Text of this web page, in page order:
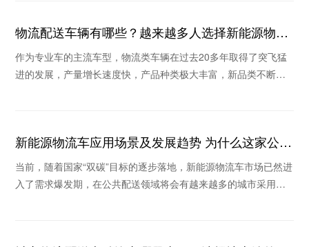
物流配送车辆有哪些？越来越多人选择新能源物流
车
作为专业车的主流车型，物流类车辆在过去20多年取得了突飞猛
进的发展，产量增长速度快，产品种类极大丰富，新品类不断涌
新能源物流车应用场景及发展趋势 为什么这家公司
被看好
当前，随着国家“双碳”目标的逐步落地，新能源物流车市场已然进
入了需求爆发期，在公共配送领域将会有越来越多的城市采用新